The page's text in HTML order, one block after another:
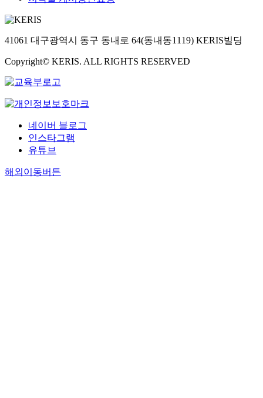
41061 대구광역시 동구 동내로 64(동내동1119) KERIS빌딩
Copyright© KERIS. ALL RIGHTS RESERVED
네이버 블로그
인스타그램
유튜브
해외이동버튼